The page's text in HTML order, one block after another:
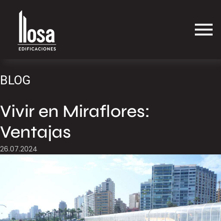
BLOG
Vivir en Miraflores:
Ventajas
26.07.2024